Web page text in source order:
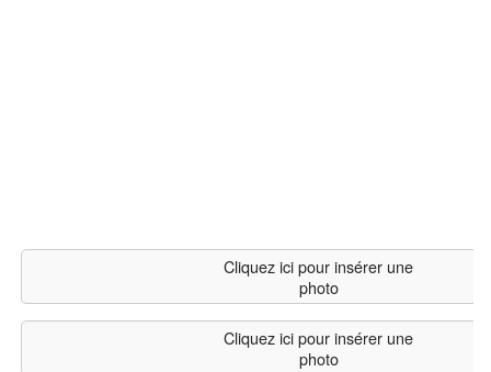
Cliquez ici pour insérer une
photo
Cliquez ici pour insérer une
photo